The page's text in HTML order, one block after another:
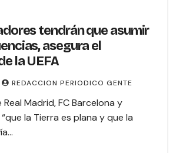
tendrán que asumir
asegura el
la UEFA
REDACCION PERIODICO GENTE
Real Madrid, FC Barcelona y
la Tierra es plana y que la